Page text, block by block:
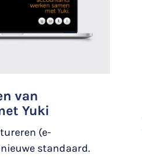
van
Yuki
(e-
standaard.